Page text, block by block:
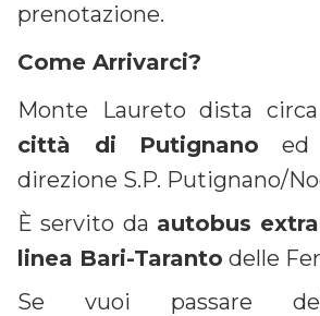
prenotazione.
Come Arrivarci?
Monte Laureto dista circa
città di Putignano ed
direzione S.P. Putignano/
È servito da autobus
linea Bari-Taranto delle
Se vuoi passare